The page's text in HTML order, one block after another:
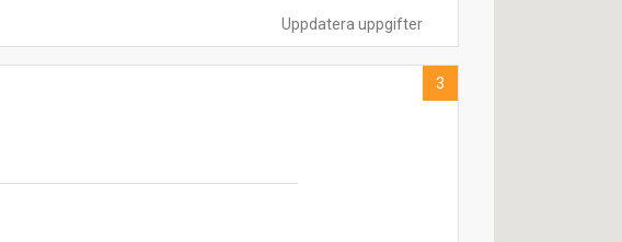
Uppdatera uppgifter
3